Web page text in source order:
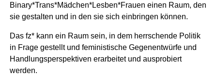
Binary*Trans*Mädchen*Lesben*Frauen einen Raum, den
sie gestalten und in den sie sich einbringen können.
Das fz* kann ein Raum sein, in dem herrschende Politik
in Frage gestellt und feministische Gegenentwürfe und
Handlungsperspektiven erarbeitet und ausprobiert
werden.